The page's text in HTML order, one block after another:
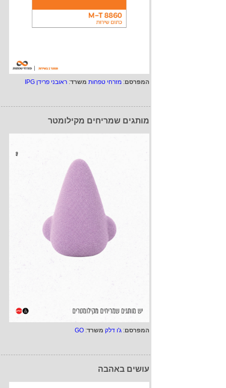
המפרסם: מזרחי טפחות משרד: ראובני פרידן IPG
מותגים שמריחים מקילומטר
המפרסם: ג'ו דלק משרד:
GO
עושים באהבה